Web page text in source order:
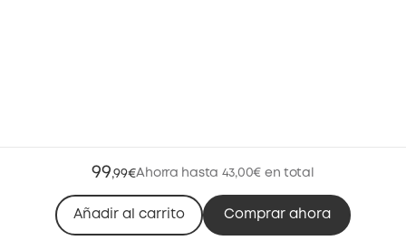
99,99€Ahorra hasta 43,00€ en total
Añadir al carrito Comprar ahora